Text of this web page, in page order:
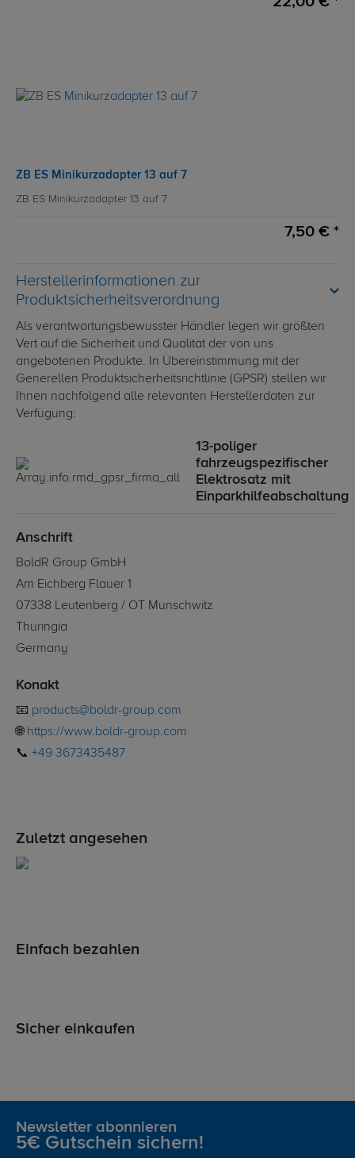
ZB ES Minikurzadapter 13 auf 7
ZB ES Minikurzadapter 13 auf 7
7,50 € *
Herstellerinformationen zur
Produktsicherheitsverordnung
Als verantwortungsbewusster Händler legen wir größten
Vert auf die Sicherheit und Qualität der von uns
angebotenen Produkte. In Übereinstimmung mit der
Generellen Produktsicherheitsrichtlinie (GPSR) stellen wir
Ihnen nachfolgend alle relevanten Herstellerdaten zur
Verfügung:
13-poliger
fahrzeugspezifischer
Elektrosatz mit
Einparkhilfeabschaltung
Anschrift
BoldR Group GmbH
Am Eichberg Flauer 1
07338 Leutenberg / OT Munschwitz
Thuringia
Germany
Konakt
📧 products@boldr-group.com
🌐 https://www.boldr-group.com
📞 +49 3673435487
Zuletzt angesehen
Einfach bezahlen
Sicher einkaufen
Newsletter abonnieren
5€ Gutschein sichern!